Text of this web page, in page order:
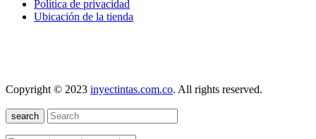
Política de privacidad
Ubicación de la tienda
Copyright © 2023 inyectintas.com.co. All rights reserved.
search